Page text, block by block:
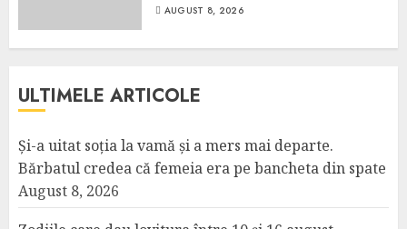
AUGUST 8, 2026
ULTIMELE ARTICOLE
Și-a uitat soția la vamă și a mers mai departe.
Bărbatul credea că femeia era pe bancheta din spate
August 8, 2026